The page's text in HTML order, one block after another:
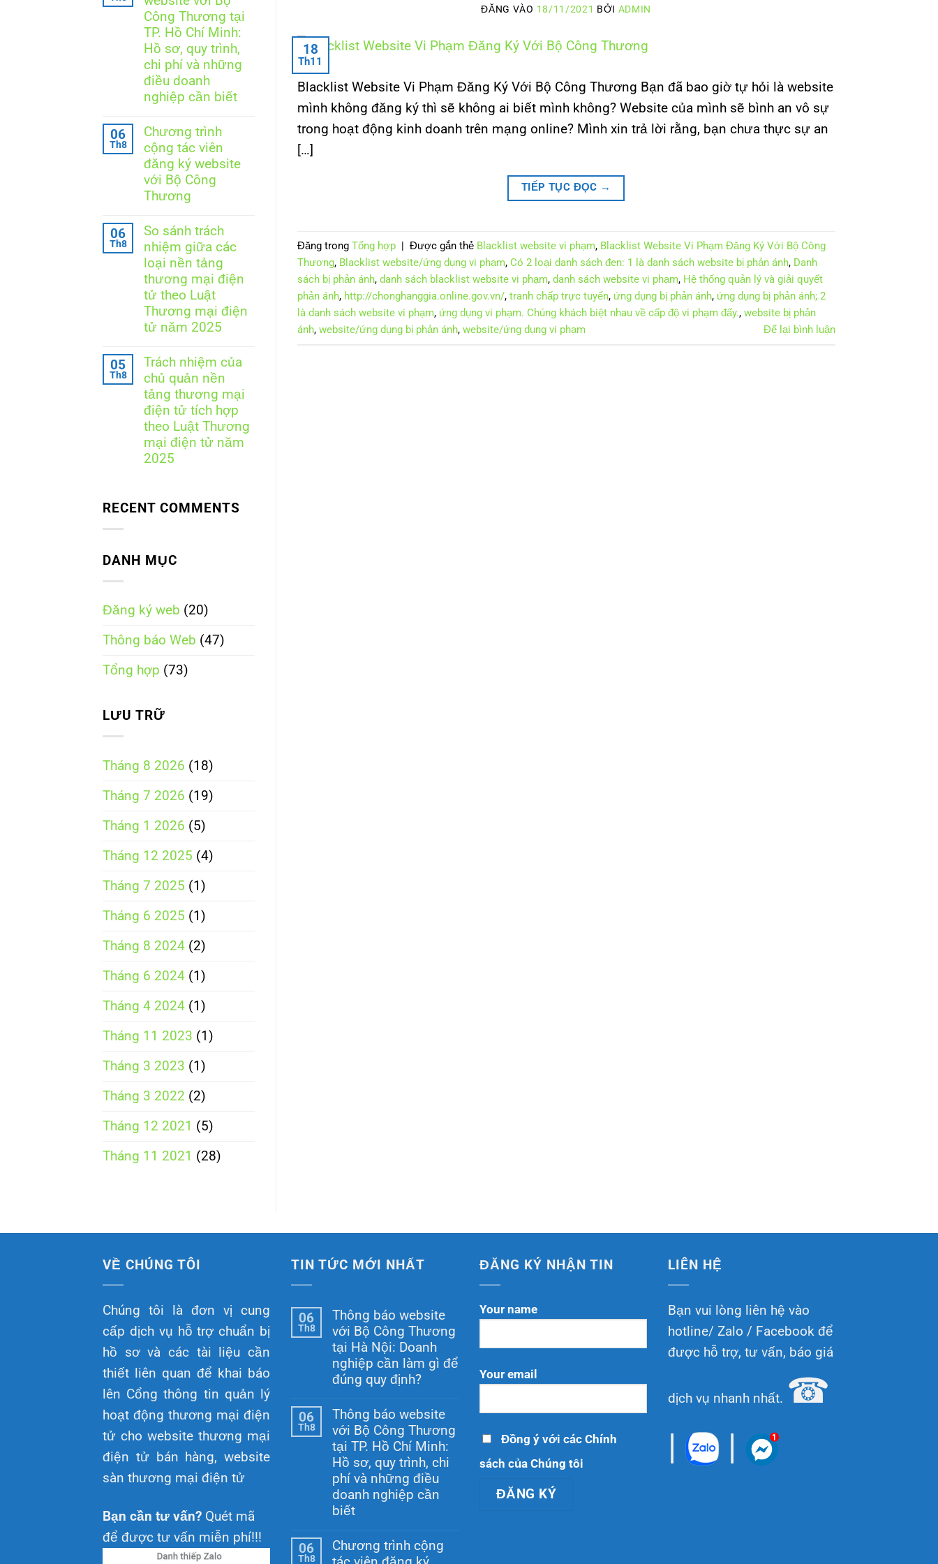
ở
Thông
báo
website
với
Bộ
Công
Thương
tại
Doanh
nghiệp
cần
làm
gì
để
đúng
định?
Công Thương tại
TP. Hồ Chí Minh:
Hồ sơ, quy trình,
chi phí và những
điều doanh
nghiệp cần biết
có
bình
luận
ở
Thông
báo
website
với
Công
Thương
tại
TP.
Hồ
Chí
Minh:
Hồ
sơ,
quy
phí
và
những
điều
doanh
nghiệp
cần
biết
06
Th8
Chương trình
cộng tác viên
đăng ký website
với Bộ Công
Thương
có
bình
luận
ở
Chương
trình
cộng
tác
viên
đăng
ký
với
Bộ
Công
Thương
06
Th8
So sánh trách
nhiệm giữa các
loại nền tảng
thương mại điện
tử theo Luật
Thương mại điện
tử năm 2025
có
bình
luận
ở
So
sánh
trách
nhiệm
giữa
các
loại
thương
mại
Luật
Thương
năm
05
Th8
Trách nhiệm của
chủ quản nền
tảng thương mại
điện tử tích hợp
theo Luật Thương
mại điện tử năm
2025
luận
của
chủ
thương
mại
điện
tử
hợp
theo
mại
điện
RECENT COMMENTS
DANH MỤC
Đăng ký web (20)
Thông báo Web (47)
Tổng hợp (73)
LƯU TRỮ
Tháng 8 2026 (18)
Tháng 7 2026 (19)
Tháng 1 2026 (5)
Tháng 12 2025 (4)
Tháng 7 2025 (1)
Tháng 6 2025 (1)
Tháng 8 2024 (2)
Tháng 6 2024 (1)
Tháng 4 2024 (1)
Tháng 11 2023 (1)
Tháng 3 2023 (1)
Tháng 3 2022 (2)
Tháng 12 2021 (5)
Tháng 11 2021 (28)
ĐĂNG VÀO 18/11/2021 BỞI ADMIN
18
Th11
Blacklist Website Vi Phạm Đăng Ký Với Bộ Công Thương Bạn đã bao giờ tự hỏi là website
mình không đăng ký thì sẽ không ai biết mình không? Website của mình sẽ bình an vô sự
trong hoạt động kinh doanh trên mạng online? Mình xin trả lời rằng, bạn chưa thực sự an
[…]
TIẾP TỤC ĐỌC →
Đăng trong Tổng hợp | Được gắn thẻ Blacklist website vi phạm, Blacklist Website Vi Phạm Đăng Ký Với Bộ Công
Thương, Blacklist website/ứng dụng vi phạm, Có 2 loại danh sách đen: 1 là danh sách website bị phản ánh, Danh
sách bị phản ánh, danh sách blacklist website vi phạm, danh sách website vi phạm, Hệ thống quản lý và giải quyết
phản ánh, http://chonghanggia.online.gov.vn/, tranh chấp trực tuyến, ứng dụng bị phản ánh, ứng dụng bị phản ánh; 2
là danh sách website vi phạm, ứng dụng vi phạm. Chúng khách biệt nhau về cấp độ vi phạm đấy., website bị phản
ánh, website/ứng dụng bị phản ánh, website/ứng dụng vi phạm Để lại bình luận
VỀ CHÚNG TÔI
Chúng tôi là đơn vị cung
cấp dịch vụ hỗ trợ chuẩn bị
hồ sơ và các tài liệu cần
thiết liên quan để khai báo
lên Cổng thông tin quản lý
hoạt động thương mại điện
tử cho website thương mại
điện tử bán hàng, website
sàn thương mại điện tử
Bạn cần tư vấn? Quét mã
để được tư vấn miễn phí!!!
TIN TỨC MỚI NHẤT
06
Th8
Thông báo website
với Bộ Công Thương
tại Hà Nội: Doanh
nghiệp cần làm gì để
đúng quy định?
có
bình
luận
ở
Thông
báo
website
với
Bộ
Công
Thương
Hà
Nội:
06
Th8
Thông báo website
với Bộ Công Thương
tại TP. Hồ Chí Minh:
Hồ sơ, quy trình, chi
phí và những điều
doanh nghiệp cần
biết
có
bình
luận
06
Th8
Chương trình cộng
ĐĂNG KÝ NHẬN TIN
Your name
Your email
Đồng ý với các Chính
sách của Chúng tôi
LIÊN HỆ
Bạn vui lòng liên hệ vào
hotline/ Zalo / Facebook để
được hỗ trợ, tư vấn, báo giá
dịch vụ nhanh nhất. ☎
|
|